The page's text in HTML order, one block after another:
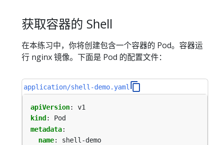
获取容器的 Shell
在本练习中，你将创建包含一个容器的 Pod。容器运
行 nginx 镜像。下面是 Pod 的配置文件：
application/shell-demo.yaml
apiVersion:
v1
kind :
Pod
metadata:
name:
shell-demo